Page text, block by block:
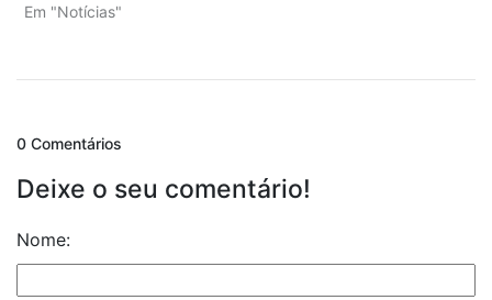
Em "Notícias"
0 Comentários
Deixe o seu comentário!
Nome: